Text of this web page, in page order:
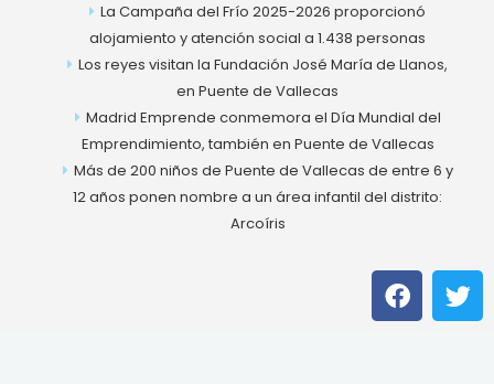
La Campaña del Frío 2025-2026 proporcionó
alojamiento y atención social a 1.438 personas
Los reyes visitan la Fundación José María de Llanos,
en Puente de Vallecas
Madrid Emprende conmemora el Día Mundial del
Emprendimiento, también en Puente de Vallecas
Más de 200 niños de Puente de Vallecas de entre 6 y
12 años ponen nombre a un área infantil del distrito:
Arcoíris
F
a
c
T
w
i